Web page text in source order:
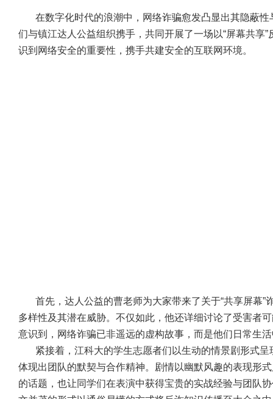
在数字化时代的浪潮中，网络诈骗愈发凸显出其隐蔽
们与镇江达人公益组织携手，共同开展了一场以“屏幕共
识到网络安全的重要性，携手共建安全的互联网环境。
首先，达人公益的曹老师为大家带来了关于“共享屏幕
多样性及其潜在威胁。不仅如此，他还详细讨论了受害者
意识到，网络诈骗已非遥远的虚构故事，而是他们日常生
紧接着，江科大的学生志愿者们以生动的情景剧形式
体现出团队的默契与合作精神。剧情以幽默风趣的表现形
的话题，也让同学们在表演中获得宝贵的实战经验与团队